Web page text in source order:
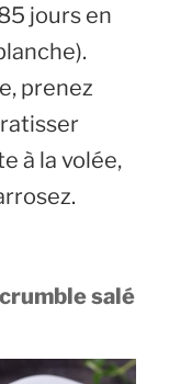
jours en
prenez
à la volée,
salé